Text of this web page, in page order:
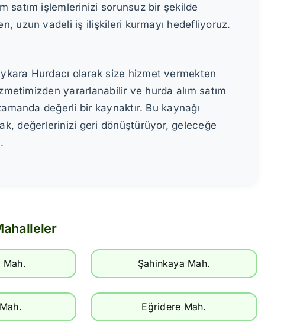
satım işlemlerinizi sorunsuz bir şekilde
uzun vadeli iş ilişkileri kurmayı hedefliyoruz.
Hurdacı olarak size hizmet vermekten
yararlanabilir ve hurda alım satım
değerli bir kaynaktır. Bu kaynağı
değerlerinizi geri dönüştürüyor, geleceğe
Mah. Şahinkaya Mah.
Eğridere Mah.